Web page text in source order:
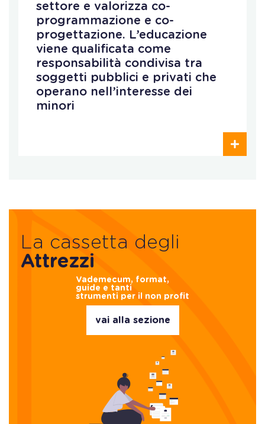
settore e valorizza co-
programmazione e co-
progettazione. L’educazione
viene qualificata come
responsabilità condivisa tra
soggetti pubblici e privati che
operano nell’interesse dei
minori
La cassetta degli
Attrezzi
Vademecum, format,
guide e tanti
strumenti per il non profit
vai alla sezione